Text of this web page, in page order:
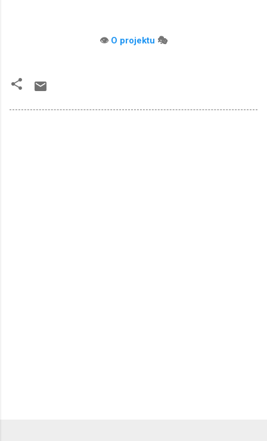
👁️ O projektu 🎭